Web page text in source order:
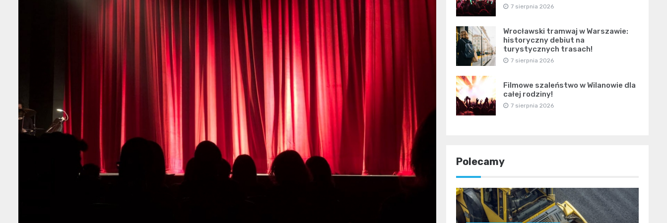
7 sierpnia 2026
Wrocławski tramwaj w Warszawie:
historyczny debiut na
turystycznych trasach!
7 sierpnia 2026
Filmowe szaleństwo w Wilanowie dla
całej rodziny!
7 sierpnia 2026
Polecamy